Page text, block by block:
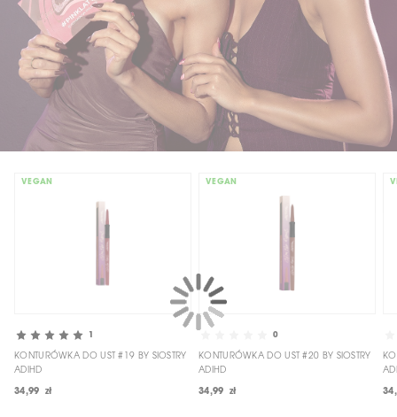
VEGAN
1
KONTURÓWKA DO UST #19 BY SIOSTRY
ADIHD
34,99 zł
VEGAN
0
KONTURÓWKA DO UST #20 BY SIOSTRY
ADIHD
34,99 zł